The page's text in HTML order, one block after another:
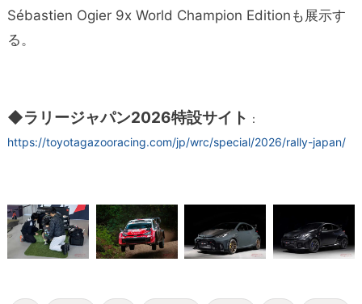
Sébastien Ogier 9x World Champion Editionも展示す
る。
◆ラリージャパン2026特設サイト ：
https://toyotagazooracing.com/jp/wrc/special/2026/rally-japan/